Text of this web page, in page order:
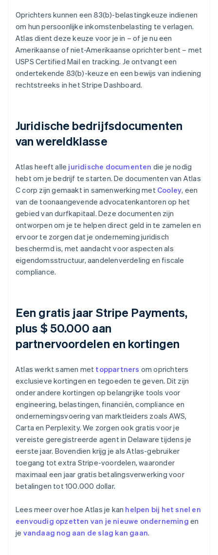
Oprichters kunnen een 83(b)-belastingkeuze indienen
om hun persoonlijke inkomstenbelasting te verlagen.
Atlas dient deze keuze voor je in – of je nu een
Amerikaanse of niet-Amerikaanse oprichter bent – met
USPS Certified Mail en tracking. Je ontvangt een
ondertekende 83(b)-keuze en een bewijs van indiening
rechtstreeks in het Stripe Dashboard.
Juridische bedrijfsdocumenten
van wereldklasse
Atlas heeft alle juridische documenten die je nodig
hebt om je bedrijf te starten. De documenten van Atlas
C corp zijn gemaakt in samenwerking met Cooley, een
van de toonaangevende advocatenkantoren op het
gebied van durfkapitaal. Deze documenten zijn
ontworpen om je te helpen direct geld in te zamelen en
ervoor te zorgen dat je onderneming juridisch
beschermd is, met aandacht voor aspecten als
eigendomsstructuur, aandelenverdeling en fiscale
compliance.
Een gratis jaar Stripe Payments,
plus $ 50.000 aan
partnervoordelen en kortingen
Atlas werkt samen met toppartners om oprichters
exclusieve kortingen en tegoeden te geven. Dit zijn
onder andere kortingen op belangrijke tools voor
engineering, belastingen, financiën, compliance en
ondernemingsvoering van marktleiders zoals AWS,
Carta en Perplexity. We zorgen ook gratis voor je
vereiste geregistreerde agent in Delaware tijdens je
eerste jaar. Bovendien krijg je als Atlas-gebruiker
toegang tot extra Stripe-voordelen, waaronder
maximaal een jaar gratis betalingsverwerking voor
betalingen tot 100.000 dollar.
Lees meer over hoe Atlas je kan helpen bij het snel en
eenvoudig opzetten van je nieuwe onderneming en
je vandaag nog aan de slag kan gaan.
Australië